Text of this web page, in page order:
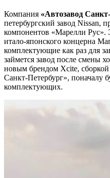
Компания «Автозавод
петербургский завод Nissan,
компонентов «Марелли Рус».
итало-японского концерна
комплектующие как раз для
займется завод после смены
новым брендом Xcite, сборкой
Санкт-Петербург», поначалу
комплектующих.